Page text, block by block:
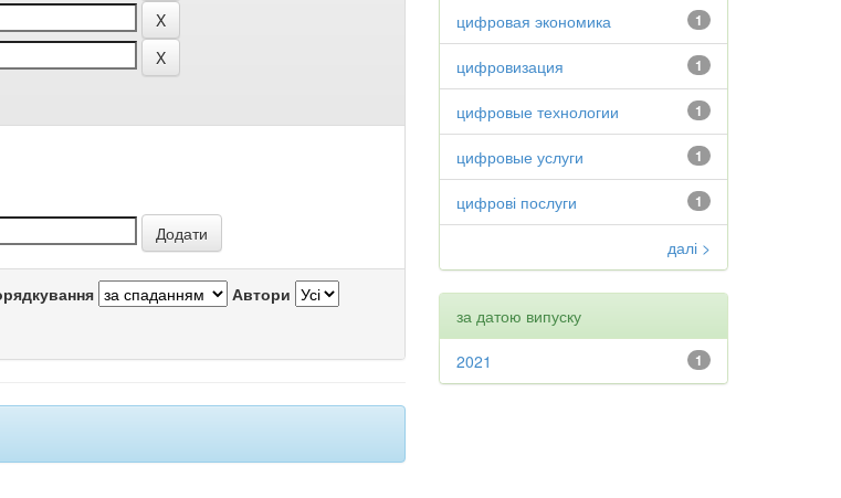
Автори
1
цифровая экономика
1
цифровизация
1
цифровые технологии
1
цифровые услуги
1
цифрові послуги
далі >
за датою випуску
1
2021